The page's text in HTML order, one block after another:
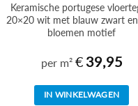
Keramische portugese
20×20 wit met blauw zwart
bloemen motief
per m² € 39,95
IN WINKELWAGEN